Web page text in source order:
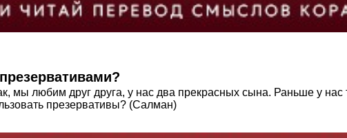
любим друг друга, у нас два прекрасных сына. Раньше у нас
презервативы? (Салман)